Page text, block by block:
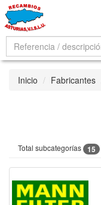
Inicio Fabricantes
Total subcategorías 15